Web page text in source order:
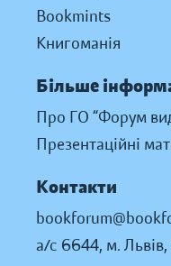
Bookmints
Книгоманія
Більше
Про ГО “Форум
Презентаційні
Контакти
а/с 6644, м.